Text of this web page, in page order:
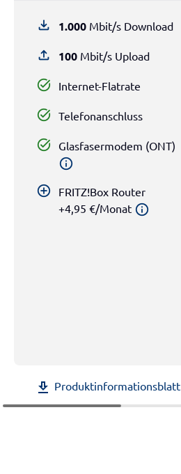
file_download 1.000 Mbit/s Download
file_upload 100 Mbit/s Upload
task_alt Internet-Flatrate
task_alt Telefonanschluss
task_alt Glasfasermodem (ONT)
info
add_circle_outline
FRITZ!Box Router
+4,95 €/Monat info
download Produktinformationsblatt